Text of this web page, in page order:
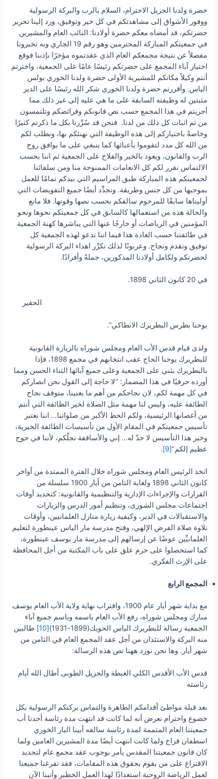
حضرة ولدنا الجزيل الاحترام، السلام بالرب والبركة الرسولية
ووفور الأشواق إلى مشاهدتكم في كل خير وتوفيق، ورد إلينا تحرير
حضرتكم، قد أمضاه معكم حضرة أولادنا: النائب العام والمشيرين
في جمعيتكم المباركة المحترمين وهو رقم 19 الجاري وبه تخبرونا
مفصلاً عن نتيجة مجمعكم العام الذي عقدتموه مؤخرًا بإذننا فوقع
اختيار آباء المجمع على حضرتكم رئيسًا عامًا على الجمعية، واخترتم
أنتم وكيلاً مكانكم للمشيرية الأولى حضرة ولدنا الخوري بولس
الياس. وأقررتم حضرة ولدنا الخوري شكر الله رئيسًا على الدير
مثبتين له وظيفته السابقة على ما هي عليه إلى غير ذلك مما
أجريتم في هذا المجمع حسب نص قانونكم وفرائضكم وتلتمسون
من ثم اثبات كل ذلك من لدنا. فنحن قد سُرِّرنا بكل ما ذكرتم كثيرًا
وخاصةً باختياركم إلى هذه الوظيفة التي نهنئكم بها، ونطلب لكم
من الله كل مدد لتقوموا بأعبائها كما ينبغي على ما يوافق روح
الرب والقانون، ويعود بالخير والفلاح على الجمعية ثم اننا بحسب
الالتماس نقرر لكم كل الانعامات الممنوحة منا ومن سلفائنا
لجمعيتكم هذه المباركة طبق المراسيم التي بيدكم تمامًا للعمل
بموجبها من كل جنس وطريقة. ونجدِّد أيضًا جميع التفويضات التي
أوليناها سابقًا للمرحوم سالفكم بحسب نصها وقوتها. فلا مانع
والحالة هذه من استعمالها كالسابق في كل جمعيتكم نحوها ونحو
المؤمنين في الرياضات أو خارجًا عنها التي يباشرها كهنة الجمعية
في طائفتنا حسب العادة هذا فيما اننا ندعو لهذه الجمعية كل
توفيق وتقدم ونجاح. وعربونًا لذلك نكرِّر اهداء البركة الرسولية
لحضرتكم ولكامل أولادنا المذكورين، جملةً وأفرادًا.
في 20 كانون الثاني 1898.
الحقير
يوحنا بطرس البطريرك الانطاكي”.
ولدى قيام قدس الأب العام ومجلس شوراه بالزيارة القانونية
للبطريرك يوحنا الحاج عقب انتخابهم في مجمع 1898، فإذا
بالبطريرك يثني على الجمعية وعلى جميع آبائها الثناء الحسن ومما
أورده حرفيًا في هذا المضمار: “لا حاجة إلى القول نحن انصاركم
في كل مهمة لكم، لان نجاحكم من أهم ما يعنينا، متوقف نجاح
الطائفة عليه، وليس لنا مهمة مثل الصلاة لخير الطائفة التي أنتم
من أغصانها الرئيسية، ولكم الحظ الأكبر من صلواتنا… اننا نعتبر
تأسيس جمعيتكم في المقام الأول من تأسيسات الطائفة الخيرية،
وخير هذا التأسيس لا حدّ له… إني والأساقفة نجلّكم، لأننا في حوج
عظيم إلكم”[9]
.
اتخذ الرئيس العام ومجلس شوراه خلال الفترة الممتدة من أواخر
كانون الثاني 1898 ولغاية الثامن من أيار 1900 سلسلة من
القرارات والإجراءات الإدارية والتنظيمية والقانونية: كتحديد أوقات
اجتماعات مجلس الشورى، وتنظيم أمور الدرس والزيارات
والاستقبالات في الدير، وكيفية زيارة منازل العلمانيين، وأوقات
تلاوة صلاة الفرض الإلهي، وفتح مدرسة مار الياس عينطورة لتعليم
العلمانيِّين عوضًا عن إرسالهم إلى مدرسة مار يوسف عينطورة،
كما استحصلوا على حرم علق على باب المكتبة من أجل المحافظة
على الإرث الفكري.
المجمع الرابع
مع بداية شهر أيار عام 1900، واقتراب نهاية ولاية الأب العام يوسف
مبارك ومجلس شوراه، رفع الأب العام باسمه وباسم جميع آباء
الجمعية رسالة للبطريرك الياس الحويك(1899-1931)
[10]
طالبين
منه البركة والاستئذان من أجل عقد المجمع العام في الثامن من
شهر أيار. وها نحن نورد ههنا نص هذه الرسالة:
قدس الأب الأقدس الكلي الغبطة والجزيل الطوبى أطال الله أيام
رئاسته
بعد قبلة مواطئ أقدامكم الطاهرة والتماس بركتكم الرسولية بكل
خضوع واحترام نعرض أنه لما كانت قد انتهت مدة رئاسة أحدنا أب
جمعيتنا العام المتممة لمدة رئاسة سالفه أبينا البار الخوري
اسطفان قزاح ولما كانت انتهت أيضًا مدة المشيرين العامين ولما
كان قانون جمعيتنا المقدس يأمر بوجوب عقد مجمع عام لتجديد
الاقتراع على من يقوم بحقوق هذه المقامات، فقد تفرغنا جميعنا
لعمل الرياضة الروحية استعدادًا لهذا العمل الخطير وأتينا الآن